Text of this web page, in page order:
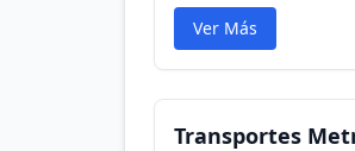
Ver Más
Transportes